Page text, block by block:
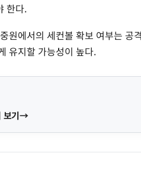
한다.
원에서의 세컨볼 확보 여부는 공
유지할 가능성이 높다.
보기